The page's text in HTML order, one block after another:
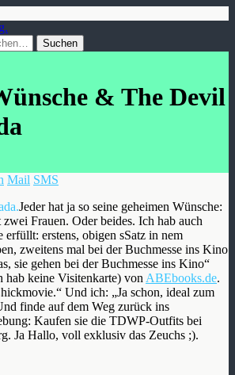
& The Devil
Mail SMS
Jeder hat ja so seine geheimen Wünsche:
Frauen. Oder beides. Ich hab auch
erstens, obigen sSatz in nem
zweitens mal bei der Buchmesse ins Kino
sie gehen bei der Buchmesse ins Kino“
hab keine Visitenkarte) von ABEbooks.de.
Und ich: „Ja schon, ideal zum
finde auf dem Weg zurück ins
Kaufen sie die TDWP-Outfits bei
Hallo, voll exklusiv das Zeuchs ;).